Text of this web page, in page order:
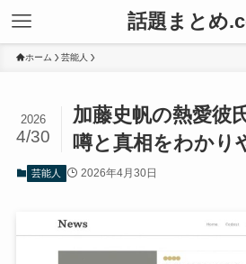
話題まとめ
ホーム 芸能人
加藤史帆の熱愛彼
噂と真相をわかり
2026
4/30
芸能人 2026年4月30日